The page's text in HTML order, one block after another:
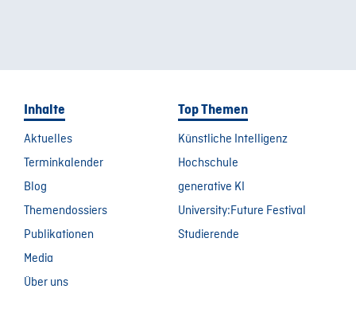
Inhalte
Aktuelles
Terminkalender
Blog
Themendossiers
Publikationen
Media
Über uns
Top Themen
Künstliche Intelligenz
Hochschule
generative KI
University:Future Festival
Studierende